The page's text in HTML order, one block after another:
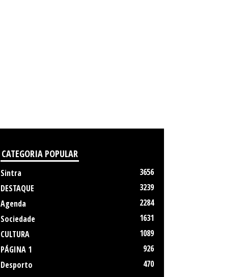
CATEGORIA POPULAR
Sintra
3656
DESTAQUE
3239
Agenda
2284
Sociedade
1631
CULTURA
1089
PÁGINA 1
926
Desporto
470